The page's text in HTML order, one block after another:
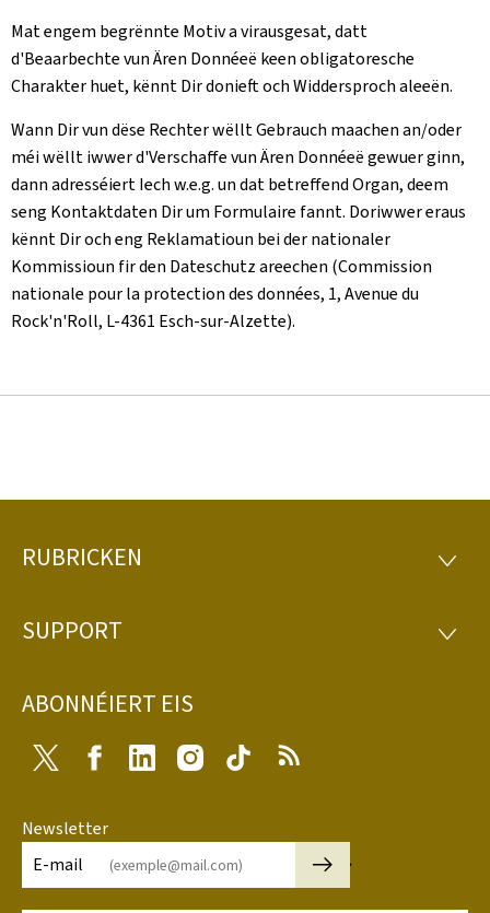
Mat engem begrënnte Motiv a virausgesat, datt
d'Beaarbechte vun Ären Donnéeë keen obligatoresche
Charakter huet, kënnt Dir donieft och Widdersproch aleeën.
Wann Dir vun dëse Rechter wëllt Gebrauch maachen an/oder
méi wëllt iwwer d'Verschaffe vun Ären Donnéeë gewuer ginn,
dann adresséiert Iech w.e.g. un dat betreffend Organ, deem
seng Kontaktdaten Dir um Formulaire fannt. Doriwwer eraus
kënnt Dir och eng Reklamatioun bei der nationaler
Kommissioun fir den Dateschutz areechen (Commission
nationale pour la protection des données, 1, Avenue du
Rock'n'Roll, L-4361 Esch-sur-Alzette).
Fousszeil
RUBRICKEN
SUPPORT
ABONNÉIERT EIS
Twitter FacebookLinkedIn InstagramTiktok
Newsletter
E-mail
🡒